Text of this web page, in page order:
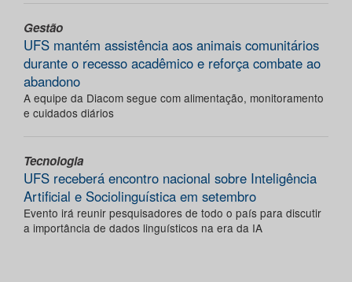
Gestão
UFS mantém assistência aos animais comunitários
durante o recesso acadêmico e reforça combate ao
abandono
A equipe da Diacom segue com alimentação, monitoramento
e cuidados diários
Tecnologia
UFS receberá encontro nacional sobre Inteligência
Artificial e Sociolinguística em setembro
Evento irá reunir pesquisadores de todo o país para discutir
a importância de dados linguísticos na era da IA